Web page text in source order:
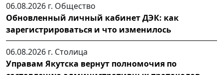
06.08.2026 г. Общество
Обновленный личный кабинет ДЭК: как
зарегистрироваться и что изменилось
06.08.2026 г. Столица
Управам Якутска вернут полномочия по